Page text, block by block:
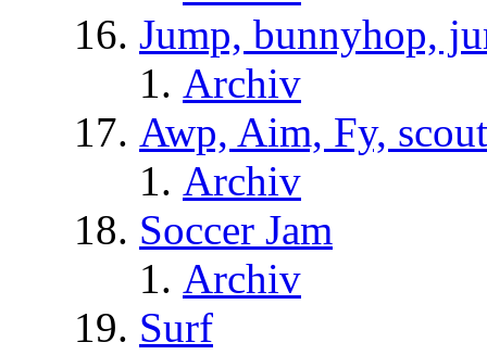
Jump, bunnyhop,
Archiv
Awp, Aim, Fy,
Archiv
Soccer Jam
Archiv
Surf